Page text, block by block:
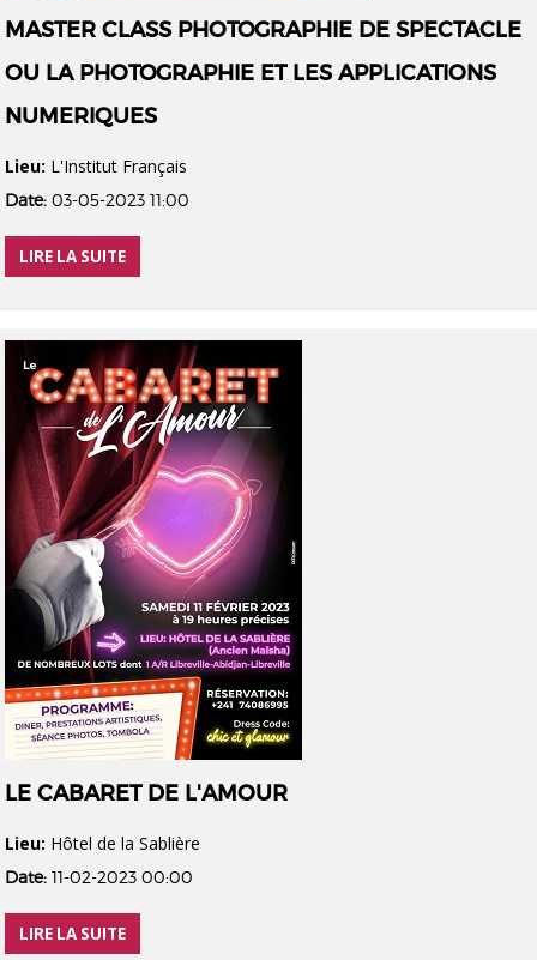
MASTER CLASS PHOTOGRAPHIE DE SPECTACLE
OU LA PHOTOGRAPHIE ET LES APPLICATIONS
NUMERIQUES
Lieu: L'Institut Français
Date: 03-05-2023 11:00
LIRE LA SUITE
LE CABARET DE L'AMOUR
Lieu: Hôtel de la Sablière
Date: 11-02-2023 00:00
LIRE LA SUITE